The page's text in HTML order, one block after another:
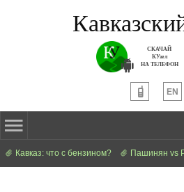
СКАЧАЙ
КУзел
НА ТЕЛЕФОН
EN
Кавказ: что с бензином? Пашинян vs